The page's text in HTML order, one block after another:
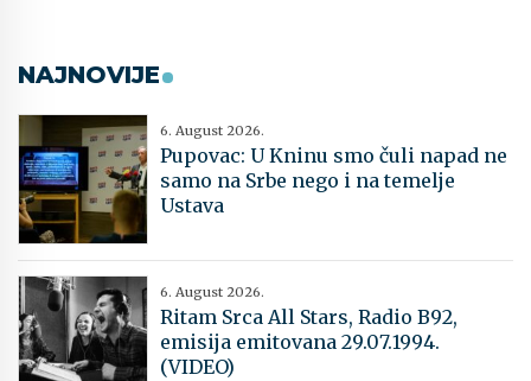
NAJNOVIJE
6. August 2026.
Pupovac: U Kninu smo čuli napad ne
samo na Srbe nego i na temelje
Ustava
6. August 2026.
Ritam Srca All Stars, Radio B92,
emisija emitovana 29.07.1994.
(VIDEO)